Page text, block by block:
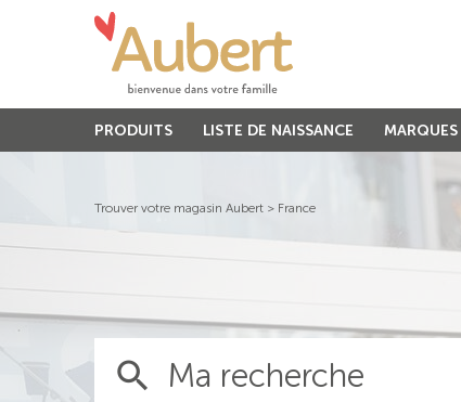
PRODUITS LISTE DE NAISSANCE MARQUES
Trouver votre magasin Aubert > France
Ma recherche